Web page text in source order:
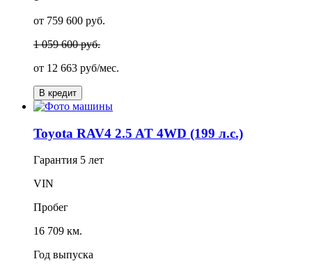
от 759 600 руб.
1 059 600 руб.
от 12 663 руб/мес.
В кредит
Toyota RAV4 2.5 AT 4WD (199 л.с.)
Гарантия 5 лет
VIN
Пробег
16 709 км.
Год выпуска